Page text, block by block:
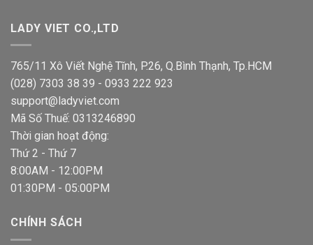
LADY VIET CO.,LTD
765/11 Xô Viết Nghệ Tĩnh, P.26, Q.Bình Thạnh, Tp.HCM
(028) 7303 38 39 - 0933 222 923
support@ladyviet.com
Mã Số Thuế: 0313246890
Thời gian hoạt động:
Thứ 2 - Thứ 7
8:00AM - 12:00PM
01:30PM - 05:00PM
CHÍNH SÁCH